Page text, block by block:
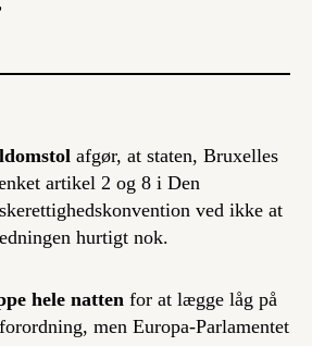
afgør, at staten, Bruxelles
artikel 2 og 8 i Den
ved ikke at
hurtigt nok.
hele natten for at lægge låg på
men Europa-Parlamentet